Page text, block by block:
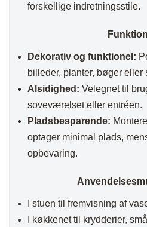
forskellige indretningsstile.
Dekorativ og funktionel:
billeder, planter, bøger eller
Alsidighed: Velegnet til
soveværelset eller entréen.
Pladsbesparende:
optager minimal plads,
opbevaring.
I stuen til fremvisning af
I køkkenet til krydderier,